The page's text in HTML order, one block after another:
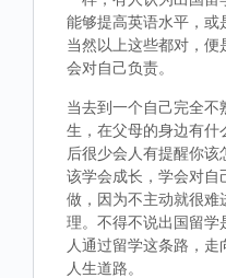
能够提高英语水平，或
当然以上这些都对，
会对自己负责。
当去到一个自己完全
生，在父母的身边有什
后很少会人有提醒你
该学会成长，学会对自
做，因为不主动就很难
理。不得不说出国留学
人通过留学这条路，
人生道路。